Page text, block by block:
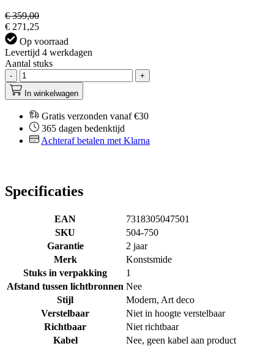
€ 359,00
€ 271,25
Op voorraad
Levertijd 4 werkdagen
Aantal stuks
-
+
In winkelwagen
Gratis verzonden vanaf €30
365 dagen bedenktijd
Achteraf betalen met Klarna
Specificaties
EAN
7318305047501
SKU
504-750
Garantie
2 jaar
Merk
Konstsmide
Stuks in verpakking
1
Afstand tussen lichtbronnen Nee
Stijl
Modern, Art deco
Verstelbaar
Niet in hoogte verstelbaar
Richtbaar
Niet richtbaar
Kabel
Nee, geen kabel aan product